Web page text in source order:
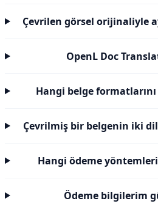
Çevrilen görsel orijinaliyle
OpenL Doc
Hangi belge
Çevrilmiş bir belgenin iki
Hangi ödeme
Ödeme bilgilerim